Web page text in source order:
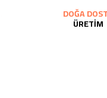
DOĞA
ÜRETİM